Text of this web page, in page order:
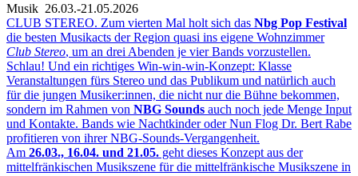
Musik 26.03.-21.05.2026
CLUB STEREO. Zum vierten Mal holt sich das Nbg Pop Festival
die besten Musikacts der Region quasi ins eigene Wohnzimmer
Club Stereo, um an drei Abenden je vier Bands vorzustellen.
Schlau! Und ein richtiges Win-win-win-Konzept: Klasse
Veranstaltungen fürs Stereo und das Publikum und natürlich auch
für die jungen Musiker:innen, die nicht nur die Bühne bekommen,
sondern im Rahmen von NBG Sounds auch noch jede Menge Input
und Kontakte. Bands wie Nachtkinder oder Nun Flog Dr. Bert Rabe
profitieren von ihrer NBG-Sounds-Vergangenheit.
Am 26.03., 16.04. und 21.05. geht dieses Konzept aus der
mittelfränkischen Musikszene für die mittelfränkische Musikszene in